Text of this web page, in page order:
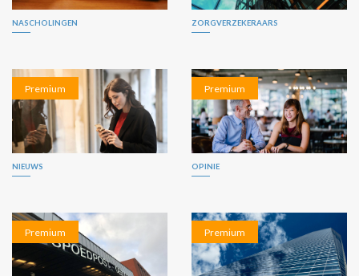
NASCHOLINGEN ZORGVERZEKERAARS
Premium
NIEUWS
Premium
OPINIE
Premium Premium